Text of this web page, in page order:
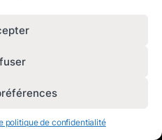
politique de confidentialité